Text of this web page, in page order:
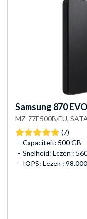
Samsung 870
MZ-77E500B/EU,
(7)
Capaciteit: 500 GB
Snelheid: Lezen :
IOPS: Lezen :